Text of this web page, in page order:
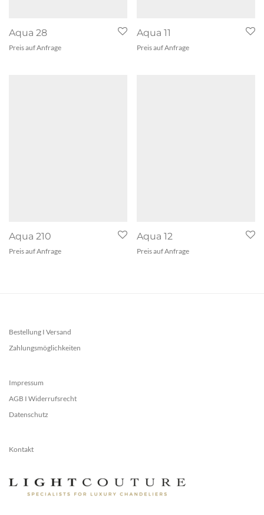
Aqua 28
Preis auf Anfrage
Aqua 11
Preis auf Anfrage
Aqua 210
Preis auf Anfrage
Aqua 12
Preis auf Anfrage
Bestellung I Versand
Zahlungsmöglichkeiten
Impressum
AGB I Widerrufsrecht
Datenschutz
Kontakt